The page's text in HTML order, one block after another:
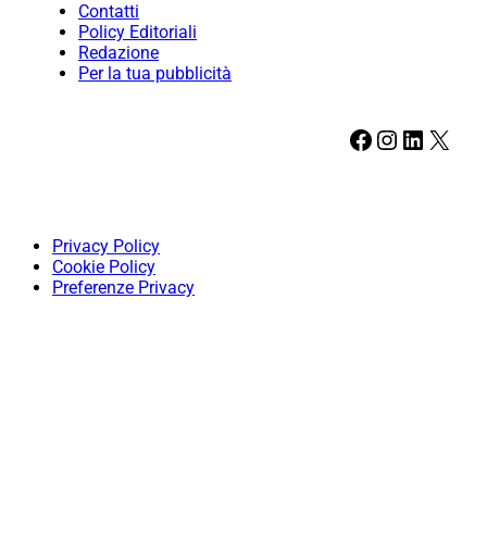
Contatti
Policy Editoriali
Redazione
Per la tua pubblicità
Facebook Instagram LinkedIn X
Privacy Policy
Cookie Policy
Preferenze Privacy